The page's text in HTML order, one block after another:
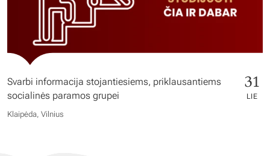
Svarbi informacija stojantiesiems, priklausantiems
socialinės paramos grupei
31
LIE
Klaipėda, Vilnius